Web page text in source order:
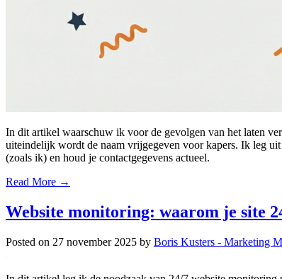
In dit artikel waarschuw ik voor de gevolgen van het laten
uiteindelijk wordt de naam vrijgegeven voor kapers. Ik leg
(zoals ik) en houd je contactgegevens actueel.
Read More →
Website monitoring: waarom je site
Posted on 27 november 2025 by Boris Kusters - Marketing